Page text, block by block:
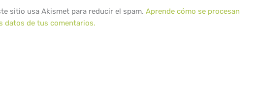
sitio usa Akismet para reducir el spam.Aprende cómo se procesan
datos de tus comentarios.